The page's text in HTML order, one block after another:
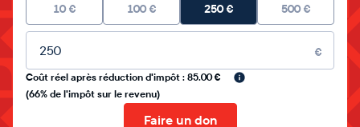
10 € 100 € 250€ 500 €
Montant libre
€
Coût réel après réduction d'impôt : 85.00 €
(66% de l'impôt sur le revenu)
Faire un don